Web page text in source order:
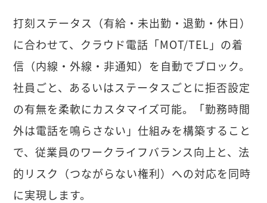
打刻ステータス（有給・未出勤・退勤・休日）
に合わせて、クラウド電話「MOT/TEL」の着
信（内線・外線・非通知）を自動でブロック。
社員ごと、あるいはステータスごとに拒否設定
の有無を柔軟にカスタマイズ可能。「勤務時間
外は電話を鳴らさない」仕組みを構築すること
で、従業員のワークライフバランス向上と、法
的リスク（つながらない権利）への対応を同時
に実現します。